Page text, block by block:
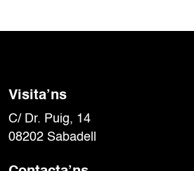
Visita’ns
C/ Dr. Puig, 14
08202 Sabadell